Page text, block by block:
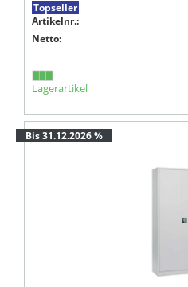
Topseller
Artikelnr.:
Netto:
Lagerartikel
Bis 31.12.2026 %